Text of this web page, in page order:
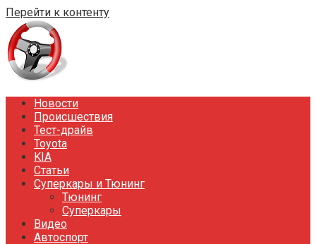
Перейти к контенту
Новости
Происшествия
Тест-драйв
Toyota
KIA
Статьи
Суперкары и Тюнинг
Тюнинг
Суперкары
Видео
Автоспорт